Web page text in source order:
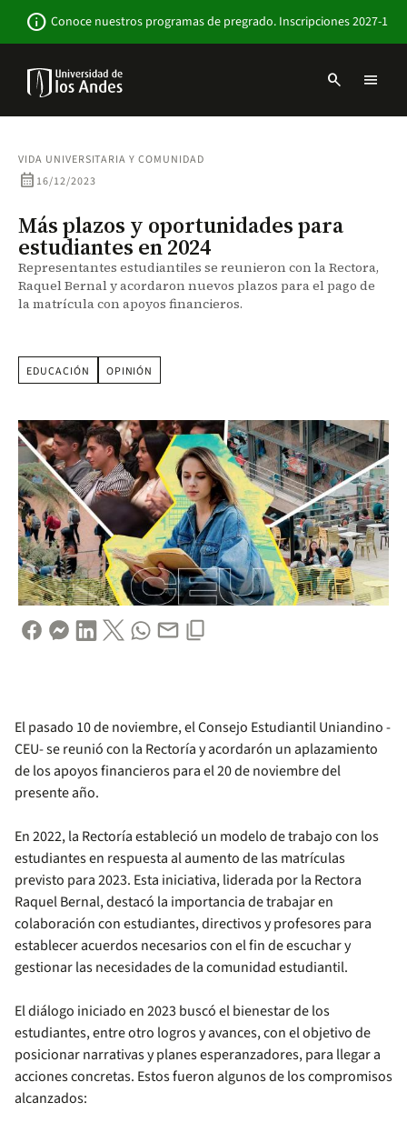
contenido
info Conoce nuestros programas de pregrado. Inscripciones 2027-1
Navbar
Sitio
Institucional
search menu
VIDA UNIVERSITARIA Y COMUNIDAD
calendar_month 16/12/2023
Más plazos y oportunidades para
estudiantes en 2024
Representantes estudiantiles se reunieron con la Rectora,
Raquel Bernal y acordaron nuevos plazos para el pago de
la matrícula con apoyos financieros.
EDUCACIÓN OPINIÓN
El pasado 10 de noviembre, el Consejo Estudiantil Uniandino -
CEU- se reunió con la Rectoría y acordarón un aplazamiento
de los apoyos financieros para el 20 de noviembre del
presente año.
En 2022, la Rectoría estableció un modelo de trabajo con los
estudiantes en respuesta al aumento de las matrículas
previsto para 2023. Esta iniciativa, liderada por la Rectora
Raquel Bernal, destacó la importancia de trabajar en
colaboración con estudiantes, directivos y profesores para
establecer acuerdos necesarios con el fin de escuchar y
gestionar las necesidades de la comunidad estudiantil.
El diálogo iniciado en 2023 buscó el bienestar de los
estudiantes, entre otro logros y avances, con el objetivo de
posicionar narrativas y planes esperanzadores, para llegar a
acciones concretas. Estos fueron algunos de los compromisos
alcanzados: